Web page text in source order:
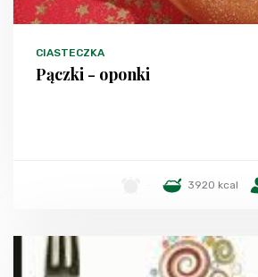
CIASTECZKA
Pączki - oponki
3920 kcal